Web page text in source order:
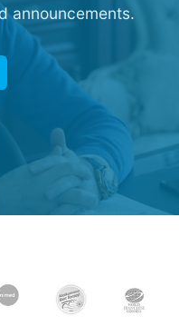
announcements.